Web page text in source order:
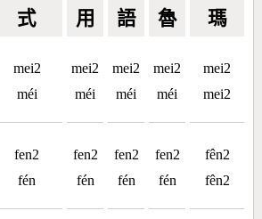
式 用 語 魯 瑪
mei2
méi
mei2
méi
mei2
méi
mei2
méi
mei2
mei2
fen2
fén
fen2
fén
fen2
fén
fen2
fén
fên2
fên2